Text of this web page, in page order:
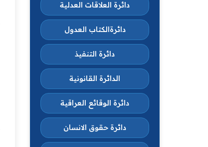
دائرة العلاقات العدلية
دائرةالكتاب العدول
دائرة التنفيذ
الدائرة القانونية
دائرة الوقائع العراقية
دائرة حقوق الانسان